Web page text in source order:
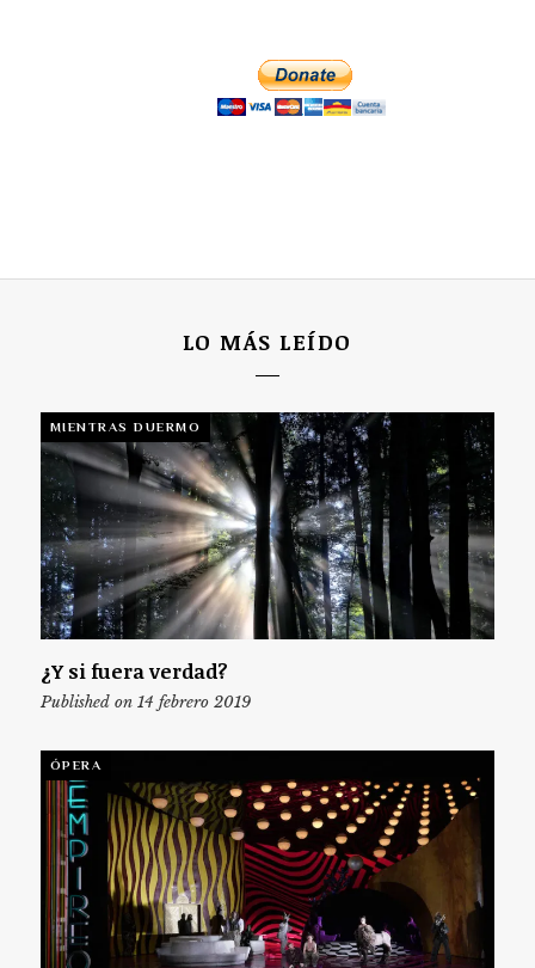
LO MÁS LEÍDO
MIENTRAS DUERMO
¿Y si fuera verdad?
Published on 14 febrero 2019
ÓPERA